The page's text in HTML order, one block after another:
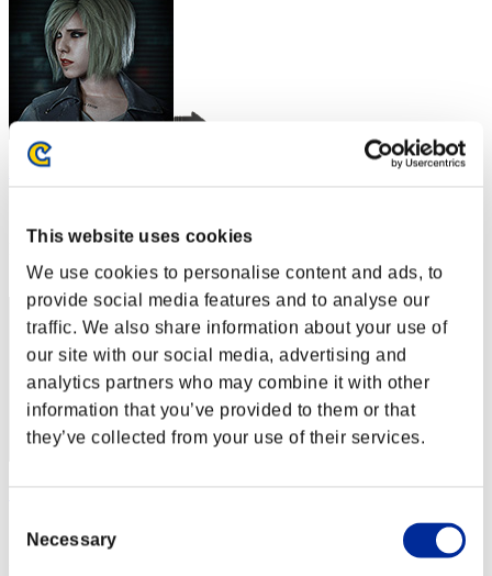
This website uses cookies
We use cookies to personalise content and ads, to
provide social media features and to analyse our
traffic. We also share information about your use of
our site with our social media, advertising and
analytics partners who may combine it with other
information that you’ve provided to them or that
they’ve collected from your use of their services.
Selection
Necessary
Hilda Guardian
RANK
2
SalamiJohn76
スコア:Lv:1/02'58"03